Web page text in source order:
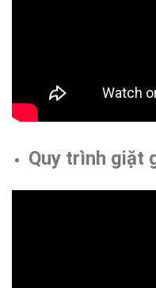
Quy trình giặt